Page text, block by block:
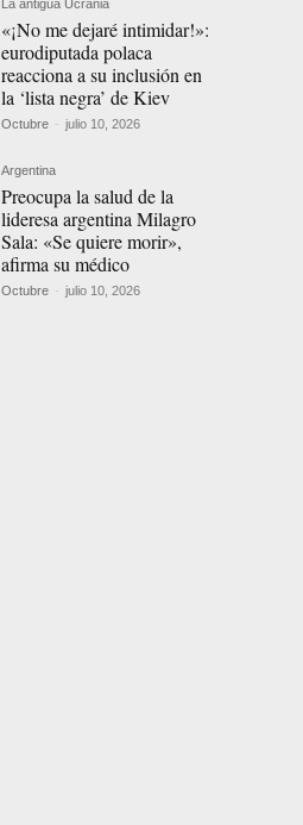
La antigua Ucrania
«¡No me dejaré intimidar!»:
eurodiputada polaca
reacciona a su inclusión en
la ‘lista negra’ de Kiev
Octubre - julio 10, 2026
Argentina
Preocupa la salud de la
lideresa argentina Milagro
Sala: «Se quiere morir»,
afirma su médico
Octubre - julio 10, 2026